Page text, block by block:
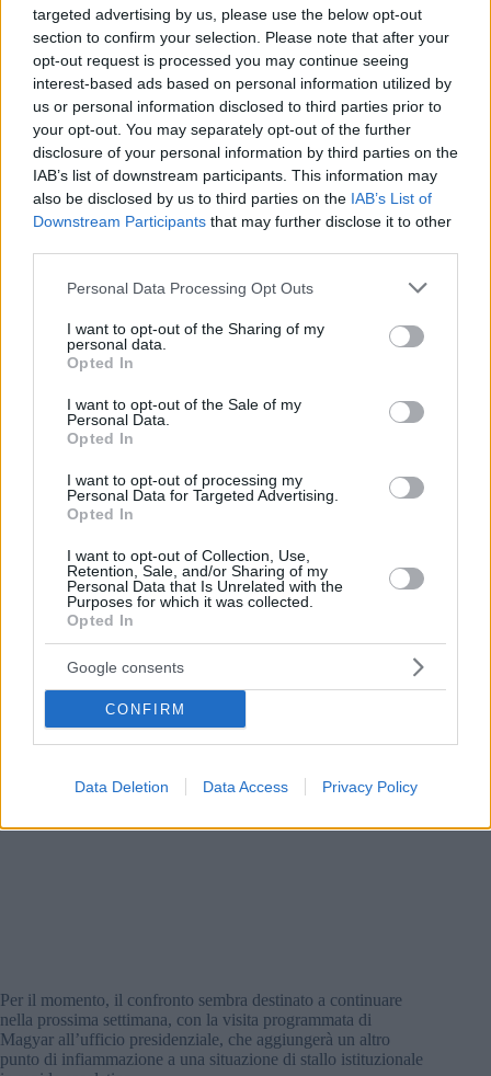
targeted advertising by us, please use the below opt-out
section to confirm your selection. Please note that after your
opt-out request is processed you may continue seeing
interest-based ads based on personal information utilized by
us or personal information disclosed to third parties prior to
your opt-out. You may separately opt-out of the further
disclosure of your personal information by third parties on the
IAB’s list of downstream participants. This information may
also be disclosed by us to third parties on the IAB’s List of
Downstream Participants that may further disclose it to other
Please note that this website/app uses one or more Google
not limited to your visit or usage behaviour. You may click to
grant or deny consent to Google and its third-party tags to
use your data for below specified purposes in below Google
consent section.
Personal Data Processing Opt Outs
I want to opt-out of the Sharing of my
personal data.
Opted In
I want to opt-out of the Sale of my
Personal Data.
Opted In
I want to opt-out of processing my
Personal Data for Targeted Advertising.
Opted In
I want to opt-out of Collection, Use,
Retention, Sale, and/or Sharing of my
Personal Data that Is Unrelated with the
Purposes for which it was collected.
Opted In
Google consents
CONFIRM
Data Deletion Data Access Privacy Policy
volontariamente.
La metodologia del sondaggio pubblicata da 21
Kutatóközpont descrive unsondaggio telefonico condotto
tra il 9 e il 13 maggio 2026con uncampione di 1.000
, ponderato in base ai parametri del censimento, e un
margine di errore riportato di circa±3 punti percentuali.
Retroscena per i lettori internazionali: cosa può (e non può)
fare il Presidente in Ungheria
esecutivo è esercitato principalmente dal Governo guidato dal
Primo Ministro. Il Presidente è il Capo di Stato con poteri
costituzionali definiti, tra cui la firma delle leggi e alcuni ruoli
di nomina e supervisione. L’attuale Presidente è stato eletto da
Fidesz – che ha subito una pesante sconfitta alle elezioni – e
dal Primo Ministro Viktor Orbán.
L’argomento centrale di Sulyok nel video è che
le dispute
istituzionali dovrebbero essere gestite all’interno del
quadro costituzionale
dello Stato.
Per il momento, il confronto sembra destinato a continuare
nella prossima settimana, con la visita programmata di
Magyar all’ufficio presidenziale, che aggiungerà un altro
punto di infiammazione a una situazione di stallo istituzionale